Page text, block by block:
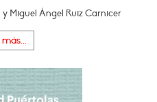
Miguel Ángel Ruiz Carnicer
más...